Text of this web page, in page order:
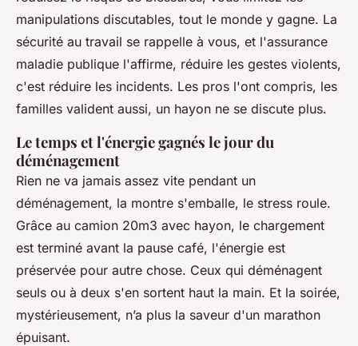
manipulations discutables, tout le monde y gagne. La
sécurité au travail se rappelle à vous, et l'assurance
maladie publique l'affirme, réduire les gestes violents,
c'est réduire les incidents. Les pros l'ont compris, les
familles valident aussi, un hayon ne se discute plus.
Le temps et l'énergie gagnés le jour du
déménagement
Rien ne va jamais assez vite pendant un
déménagement, la montre s'emballe, le stress roule.
Grâce au camion 20m3 avec hayon, le chargement
est terminé avant la pause café, l'énergie est
préservée pour autre chose. Ceux qui déménagent
seuls ou à deux s'en sortent haut la main. Et la soirée,
mystérieusement, nʼa plus la saveur d'un marathon
épuisant.